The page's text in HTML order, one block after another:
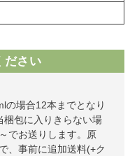
ださい
の場合12本までとなり
梱包に入りきらない場
でお送りします。原
、事前に追加送料(+ク